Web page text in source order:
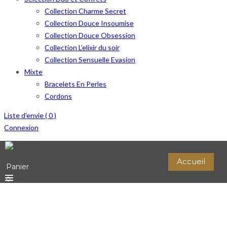
Collection Charme Secret
Collection Douce Insoumise
Collection Douce Obsession
Collection L’elixir du soir
Collection Sensuelle Evasion
Mixte
Bracelets En Perles
Cordons
Liste d'envie (0)
Connexion
Accueil
Panier
0